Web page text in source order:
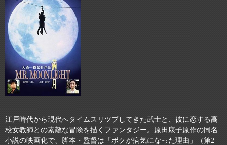
江戸時代から現代へタイムスリツプしてきた武士と、彼に恋する高
校女教師との素敵な冒険を描くファンタジー。原田康子原作の同名
小説の映画化で、脚本・監督は「ボクが病気になった理由」（第2